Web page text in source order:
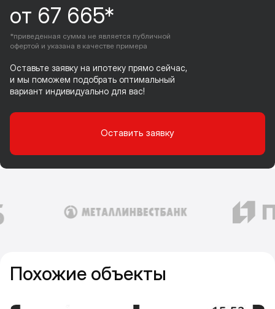
от 67 665*
*приведенная сумма не является публичной
офертой и указана в качестве примера
Оставьте заявку на ипотеку прямо сейчас,
и мы поможем подобрать оптимальный
вариант индивидуально для вас!
Оставить заявку
Похожие объекты